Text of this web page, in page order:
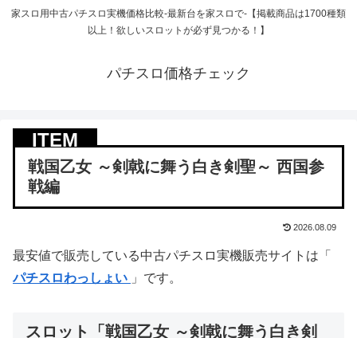
家スロ用中古パチスロ実機価格比較-最新台を家スロで-【掲載商品は1700種類
以上！欲しいスロットが必ず見つかる！】
パチスロ価格チェック
戦国乙女 ～剣戟に舞う白き剣聖～ 西国参
戦編
2026.08.09
最安値で販売している中古パチスロ実機販売サイトは「
パチスロわっしょい 」です。
スロット「戦国乙女 ～剣戟に舞う白き剣